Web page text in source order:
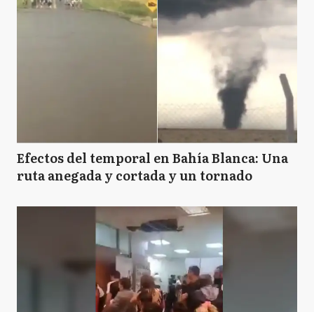
Efectos del temporal en Bahía Blanca: Una
ruta anegada y cortada y un tornado